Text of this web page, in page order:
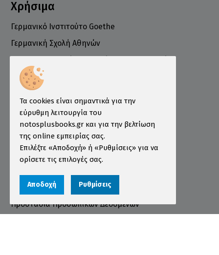
Χρήσιμα
Γερμανικό Ινστιτούτο Goethe
Γερμανική Σχολή Αθηνών
Επιμελητήριο
Ινστιτούτο ÖSD Ελλάδας
Πληροφορίες
Τρόποι Παραγγελίας
Τρόποι Πληρωμής
Τρόποι Αποστολής
Όροι χρήσης
Προστασία Προσωπικών Δεδομένων
Τα cookies είναι σημαντικά για την
εύρυθμη λειτουργία του
notosplusbooks.gr και για την βελτίωση
της online εμπειρίας σας.
Επιλέξτε «Αποδοχή» ή «Ρυθμίσεις» για να
ορίσετε τις επιλογές σας.
Αποδοχή Ρυθμίσεις